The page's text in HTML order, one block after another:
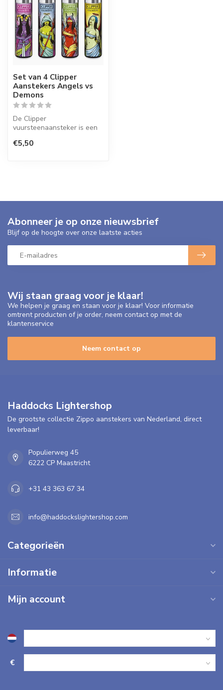
Set van 4 Clipper
Aanstekers Angels vs
Demons
De Clipper
vuursteenaansteker is een
perfecte kwaliteit.
€5,50
Wij staan graag voor je klaar!
We helpen je graag en staan voor je klaar! Voor informatie
omtrent producten of je order, neem contact op met de
klantenservice
Neem contact op
Abonneer je op onze nieuwsbrief
Blijf op de hoogte over onze laatste acties
Haddocks Lightershop
De grootste collectie Zippo aanstekers van Nederland, direct
leverbaar!
Populierweg 45
6222 CP Maastricht
+31 43 363 67 34
info@haddockslightershop.com
Categorieën
Informatie
Mijn account
€